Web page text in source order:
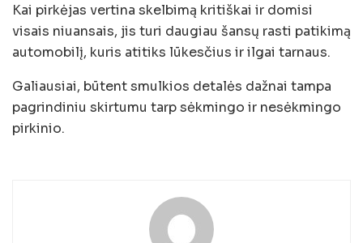
Kai pirkėjas vertina skelbimą kritiškai ir domisi
visais niuansais, jis turi daugiau šansų rasti patikimą
automobilį, kuris atitiks lūkesčius ir ilgai tarnaus.
Galiausiai, būtent smulkios detalės dažnai tampa
pagrindiniu skirtumu tarp sėkmingo ir nesėkmingo
pirkinio.